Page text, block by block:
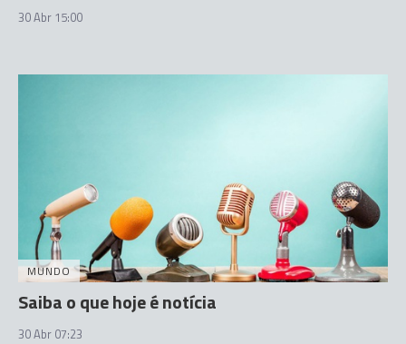
30 Abr 15:00
MUNDO
Saiba o que hoje é notícia
30 Abr 07:23